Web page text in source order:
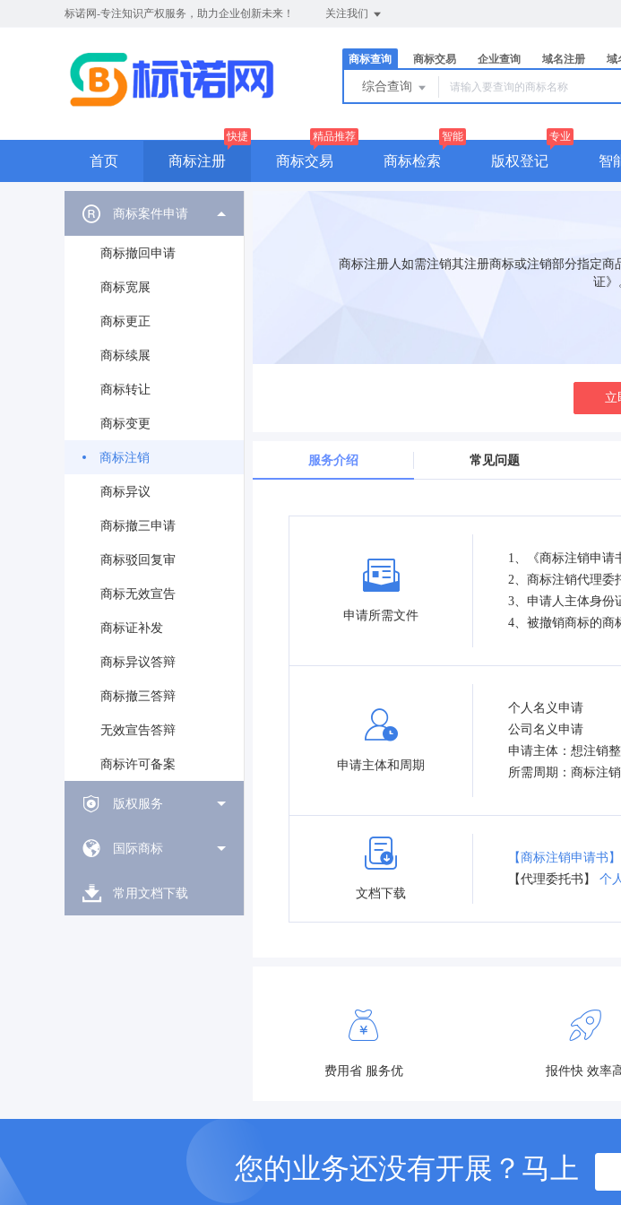
标诺网-专注知识产权服务，助力企业创新未来！ 关注我们
商标查询 商标交易 企业查询 域名注册 域
综合查询
首页 商标注册
快捷
商标交易
精品推荐
商标检索
智能
版权登记
专业
智
商标案件申请
商标撤回申请
商标宽展
商标更正
商标续展
商标转让
商标变更
商标注销
商标异议
商标撤三申请
商标驳回复审
商标无效宣告
商标证补发
商标异议答辩
商标撤三答辩
无效宣告答辩
商标许可备案
版权服务
国际商标
常用文档下载
商标注册人如需注销其注册商标或注销部分指定
证》
立
服务介绍 常见问题
申请所需文件
1、《商标注销申请
2、商标注销代理委
3、申请人主体身份
4、被撤销商标的商
申请主体和周期
个人名义申请
公司名义申请
申请主体：想注销
所需周期：商标注
文档下载
【商标注销申请书】
【代理委托书】 个
费用省 服务优 报件快 效率
您的业务还没有开展？马上